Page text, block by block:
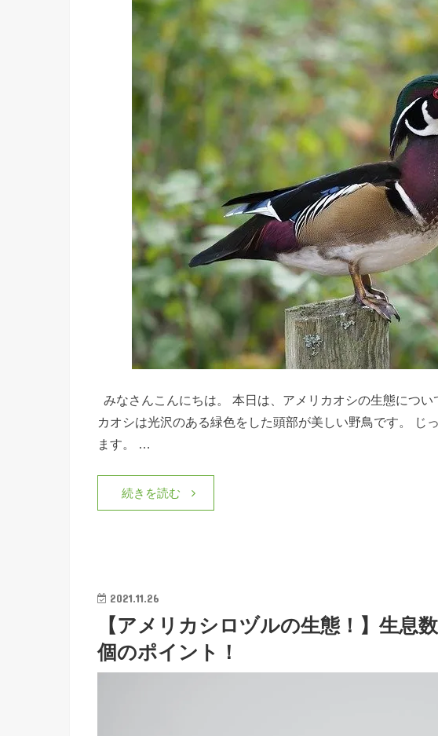
みなさんこんにちは。 本日は、アメリカオシの生態につ
カオシは光沢のある緑色をした頭部が美しい野鳥です。 じ
ます。 …
続きを読む
2021.11.26
【アメリカシロヅルの生態！】生息
個のポイント！